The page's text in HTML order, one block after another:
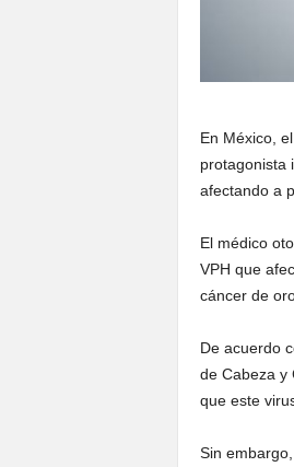
En México,
protagonista
afectando a
El médico
VPH que
cáncer de
De acuerdo
de Cabeza y
que este
Sin